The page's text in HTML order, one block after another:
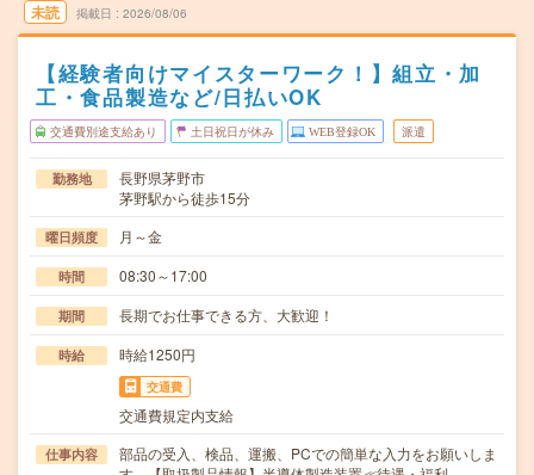
未読 掲載日 2026/08/06
【経験者向けマイスターワーク！】組立・加
工・食品製造など/日払いOK
交通費別途支給あり 土日祝日が休み WEB登録OK 派遣
勤務地
長野県茅野市
茅野駅から徒歩15分
曜日頻度 月～金
時間 08:30～17:00
期間 長期でお仕事できる方、大歓迎！
時給 時給1250円
交通費
交通費規定内支給
仕事内容
部品の受入、検品、運搬、PCでの簡単な入力をお願いしま